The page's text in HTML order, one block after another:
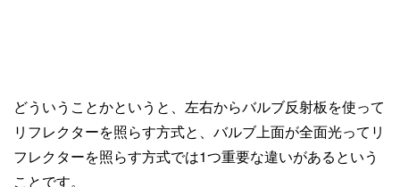
どういうことかというと、左右からバルブ反射板を使って
リフレクターを照らす方式と、バルブ上面が全面光ってリ
フレクターを照らす方式では1つ重要な違いがあるという
ことです。